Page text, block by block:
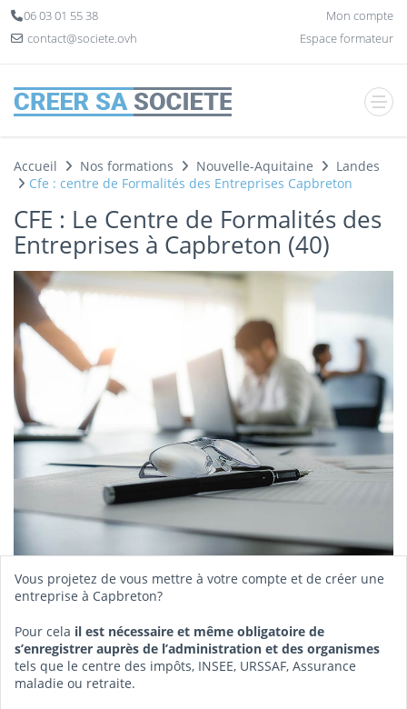
06 03 01 55 38
contact@societe.ovh
Mon compte
Espace formateur
Accueil Nos formations Nouvelle-Aquitaine
Landes
Cfe : centre de Formalités des Entreprises Capbreton
CFE : Le Centre de Formalités des
Entreprises à Capbreton (40)
Vous projetez de vous mettre à votre compte et de créer une
entreprise à Capbreton?
Pour cela il est nécessaire et même obligatoire de
s’enregistrer auprès de l’administration et des organismes
tels que le centre des impôts, INSEE, URSSAF, Assurance
maladie ou retraite.
Panneau de gestion des cookies